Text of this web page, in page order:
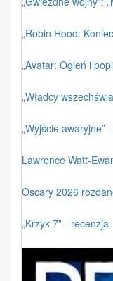
„Robin Hood:
„Avatar: Ogień i
„Władcy
„Wyjście awaryjne”
Lawrence Watt-
Oscary 2026
„Krzyk 7” - recenzja